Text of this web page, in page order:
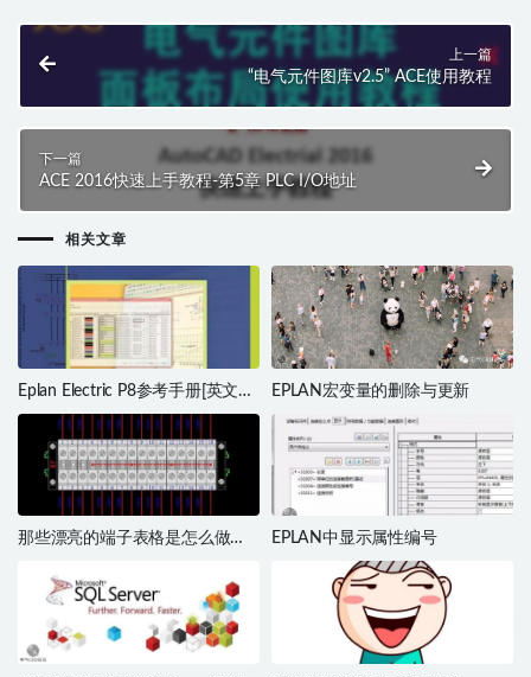
上一篇
“电气元件图库v2.5” ACE使用教程
下一篇
ACE 2016快速上手教程-第5章 PLC I/O地址
相关文章
Eplan Electric P8参考手册[英文原
版]
EPLAN宏变量的删除与更新
那些漂亮的端子表格是怎么做
EPLAN中显示属性编号